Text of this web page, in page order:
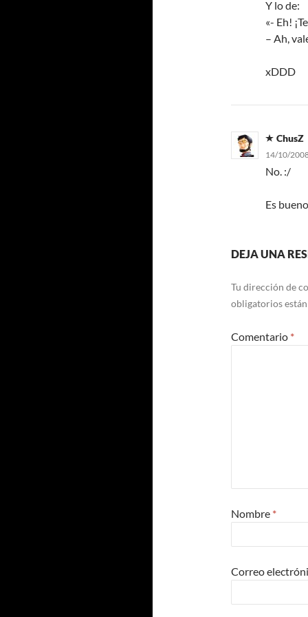
Y lo de:
«- Eh!
– Ah,
xDDD
ChusZ
14/10/
No. :/
Es
DEJA UNA
Tu dirección de
obligatorios
Comentario *
Nombre *
Correo